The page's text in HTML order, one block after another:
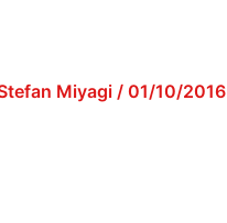
Miyagi/ 01/10/2016